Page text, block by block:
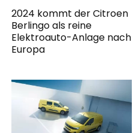
2024 kommt der Citroen
Berlingo als reine
Elektroauto-Anlage nach
Europa